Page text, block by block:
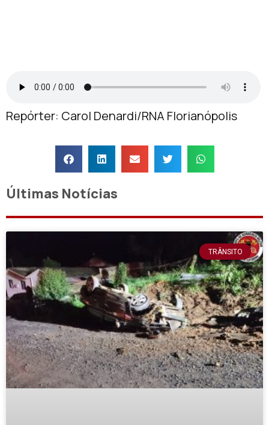
Repórter: Carol Denardi/RNA Florianópolis
Últimas Notícias
TRÂNSITO